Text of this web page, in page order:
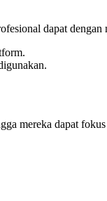
dapat dengan
mereka dapat